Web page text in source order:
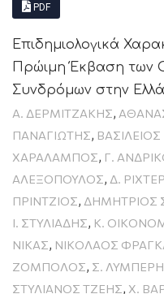
PDF
Επιδημιολογικά
Πρώιμη Έκβαση των
Συνδρόμων στην
Α. ΔΕΡΜΙΤΖΆΚΗΣ,
ΠΑΝΑΓΙΩΤΗΣ,
ΧΑΡΑΛΑΜΠΟΣ, Γ.
ΑΛΕΞΌΠΟΥΛΟΣ, Δ. ΡΊΧΤΕΡ
ΠΡΊΝΤΖΙΟΣ, ΔΗΜΗΤΡΙΟΣ
Ι. ΣΤΥΛΙΆΔΗΣ, Κ.
ΝΊΚΑΣ, ΝΙΚΌΛΑΟΣ
ΖΌΜΠΟΛΟΣ, Σ. ΛΥΜΠΈΡΗ
ΣΤΥΛΙΑΝΌΣ ΤΖΈΗΣ, Χ.